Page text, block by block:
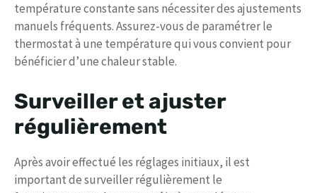
température constante sans nécessiter des ajustements
manuels fréquents. Assurez-vous de paramétrer le
thermostat à une température qui vous convient pour
bénéficier d’une chaleur stable.
Surveiller et ajuster
régulièrement
Après avoir effectué les réglages initiaux, il est
important de surveiller régulièrement le